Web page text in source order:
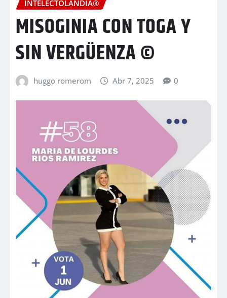
INTELECTOLANDIA®
MISOGINIA CON TOGA Y
SIN VERGÜENZA ©
huggo romerom Abr 7, 2025 0